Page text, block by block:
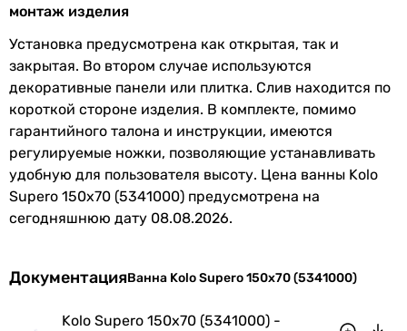
монтаж изделия
Установка предусмотрена как открытая, так и
закрытая. Во втором случае используются
декоративные панели или плитка. Слив находится по
короткой стороне изделия. В комплекте, помимо
гарантийного талона и инструкции, имеются
регулируемые ножки, позволяющие устанавливать
удобную для пользователя высоту. Цена ванны Kolo
Supero 150x70 (5341000) предусмотрена на
сегодняшнюю дату 08.08.2026.
ДокументацияВанна Kolo Supero 150x70 (5341000)
Kolo Supero 150x70 (5341000) -